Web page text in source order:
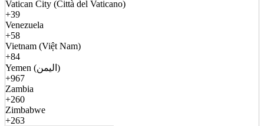
Vatican City (Città del Vaticano)
+39
Venezuela
+58
Vietnam (Việt Nam)
+84
Yemen (اليمن)
+967
Zambia
+260
Zimbabwe
+263